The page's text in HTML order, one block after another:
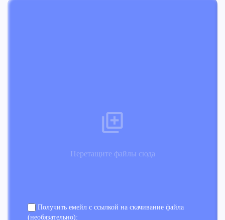
Перетащите файлы сюда
Получить емейл с ссылкой на скачивание файла
(необязательно):